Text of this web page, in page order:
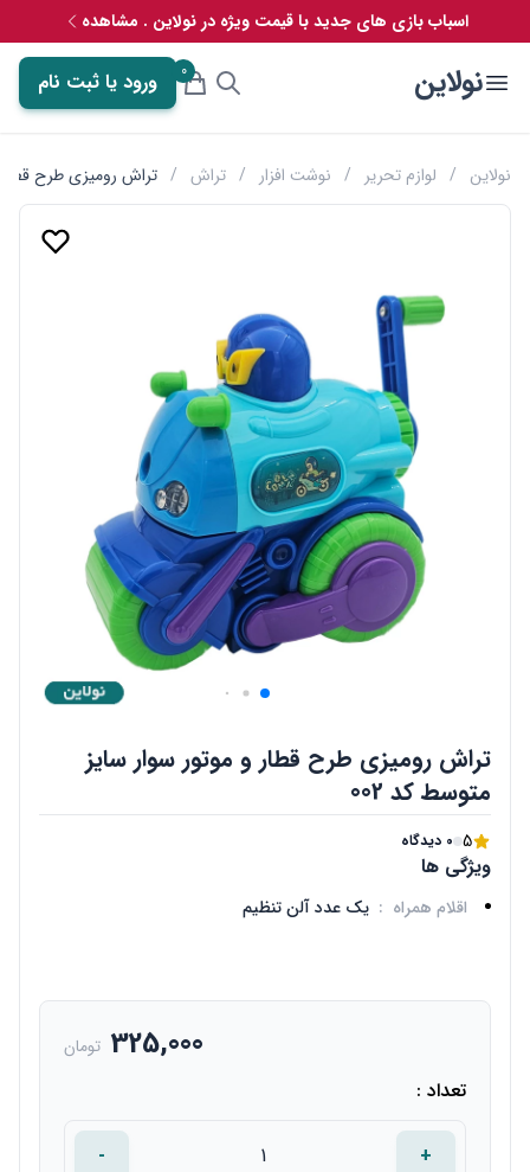
اسباب بازی های جدید با قیمت ویژه در نولاین . مشاهده
نولاین 0 ورود یا ثبت نام
نولاین / لوازم تحریر / نوشت افزار / تراش / تراش رومیزی طرح قطار
تراش رومیزی طرح قطار و موتور سوار سایز
متوسط کد 002
5 0 دیدگاه
ویژگی ها
اقلام همراه : یک عدد آلن تنظیم
325,000 تومان
تعداد :
+
-